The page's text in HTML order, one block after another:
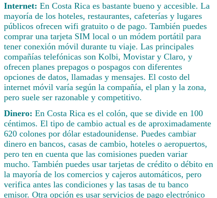
Internet: En Costa Rica es bastante bueno y accesible. La
mayoría de los hoteles, restaurantes, cafeterías y lugares
públicos ofrecen wifi gratuito o de pago. También puedes
comprar una tarjeta SIM local o un módem portátil para
tener conexión móvil durante tu viaje. Las principales
compañías telefónicas son Kolbi, Movistar y Claro, y
ofrecen planes prepagos o pospagos con diferentes
opciones de datos, llamadas y mensajes. El costo del
internet móvil varía según la compañía, el plan y la zona,
pero suele ser razonable y competitivo.
Dinero: En Costa Rica es el colón, que se divide en 100
céntimos. El tipo de cambio actual es de aproximadamente
620 colones por dólar estadounidense. Puedes cambiar
dinero en bancos, casas de cambio, hoteles o aeropuertos,
pero ten en cuenta que las comisiones pueden variar
mucho. También puedes usar tarjetas de crédito o débito en
la mayoría de los comercios y cajeros automáticos, pero
verifica antes las condiciones y las tasas de tu banco
emisor. Otra opción es usar servicios de pago electrónico